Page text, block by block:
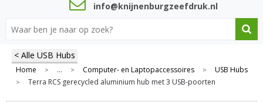
info@knijnenburgzeefdruk.nl
< Alle USB Hubs
Home > ... > Computer- en Laptopaccessoires > USB Hubs
> Terra RCS gerecycled aluminium hub met 3 USB-poorten